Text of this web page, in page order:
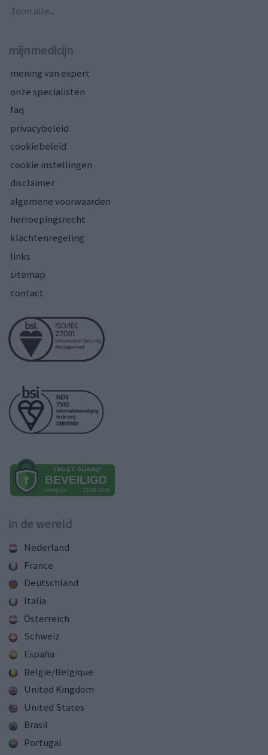
Toon alle...
mijnmedicijn
mening van expert
onze specialisten
faq
privacybeleid
cookiebeleid
cookie instellingen
disclaimer
algemene voorwaarden
herroepingsrecht
klachtenregeling
links
sitemap
contact
in de wereld
Nederland
France
Deutschland
Italia
Österreich
Schweiz
España
België/Belgique
United Kingdom
United States
Brasil
Portugal